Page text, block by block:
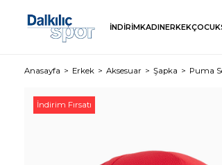
İNDİRİMKADINERKEKÇOCUK
Anasayfa Erkek Aksesuar Şapka Puma
İndirim Fırsatı